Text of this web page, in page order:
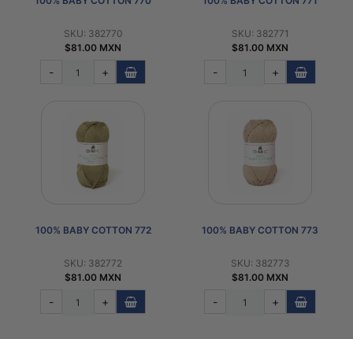
SKU: 382770
$81.00 MXN
- +
SKU: 382771
$81.00 MXN
- +
100% BABY COTTON 772
SKU: 382772
$81.00 MXN
- +
100% BABY COTTON 773
SKU: 382773
$81.00 MXN
- +